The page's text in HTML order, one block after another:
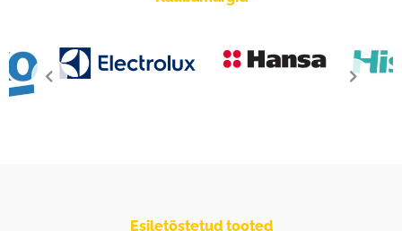
Esiletõstetud tooted